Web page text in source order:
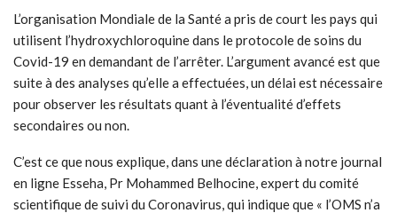
L’organisation Mondiale de la Santé a pris de court les pays qui
utilisent l’hydroxychloroquine dans le protocole de soins du
Covid-19 en demandant de l’arrêter. L’argument avancé est que
suite à des analyses qu’elle a effectuées, un délai est nécessaire
pour observer les résultats quant à l’éventualité d’effets
secondaires ou non.
C’est ce que nous explique, dans une déclaration à notre journal
en ligne Esseha, Pr Mohammed Belhocine, expert du comité
scientifique de suivi du Coronavirus, qui indique que « l’OMS n’a